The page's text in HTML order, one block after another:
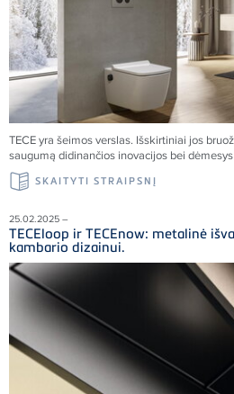
TECE yra šeimos verslas. Išskirtiniai jos
saugumą didinančios inovacijos bei
SKAITYTI STRAIPSNĮ
25.02.2025 –
TECEloop ir TECEnow: metalinė
kambario dizainui.